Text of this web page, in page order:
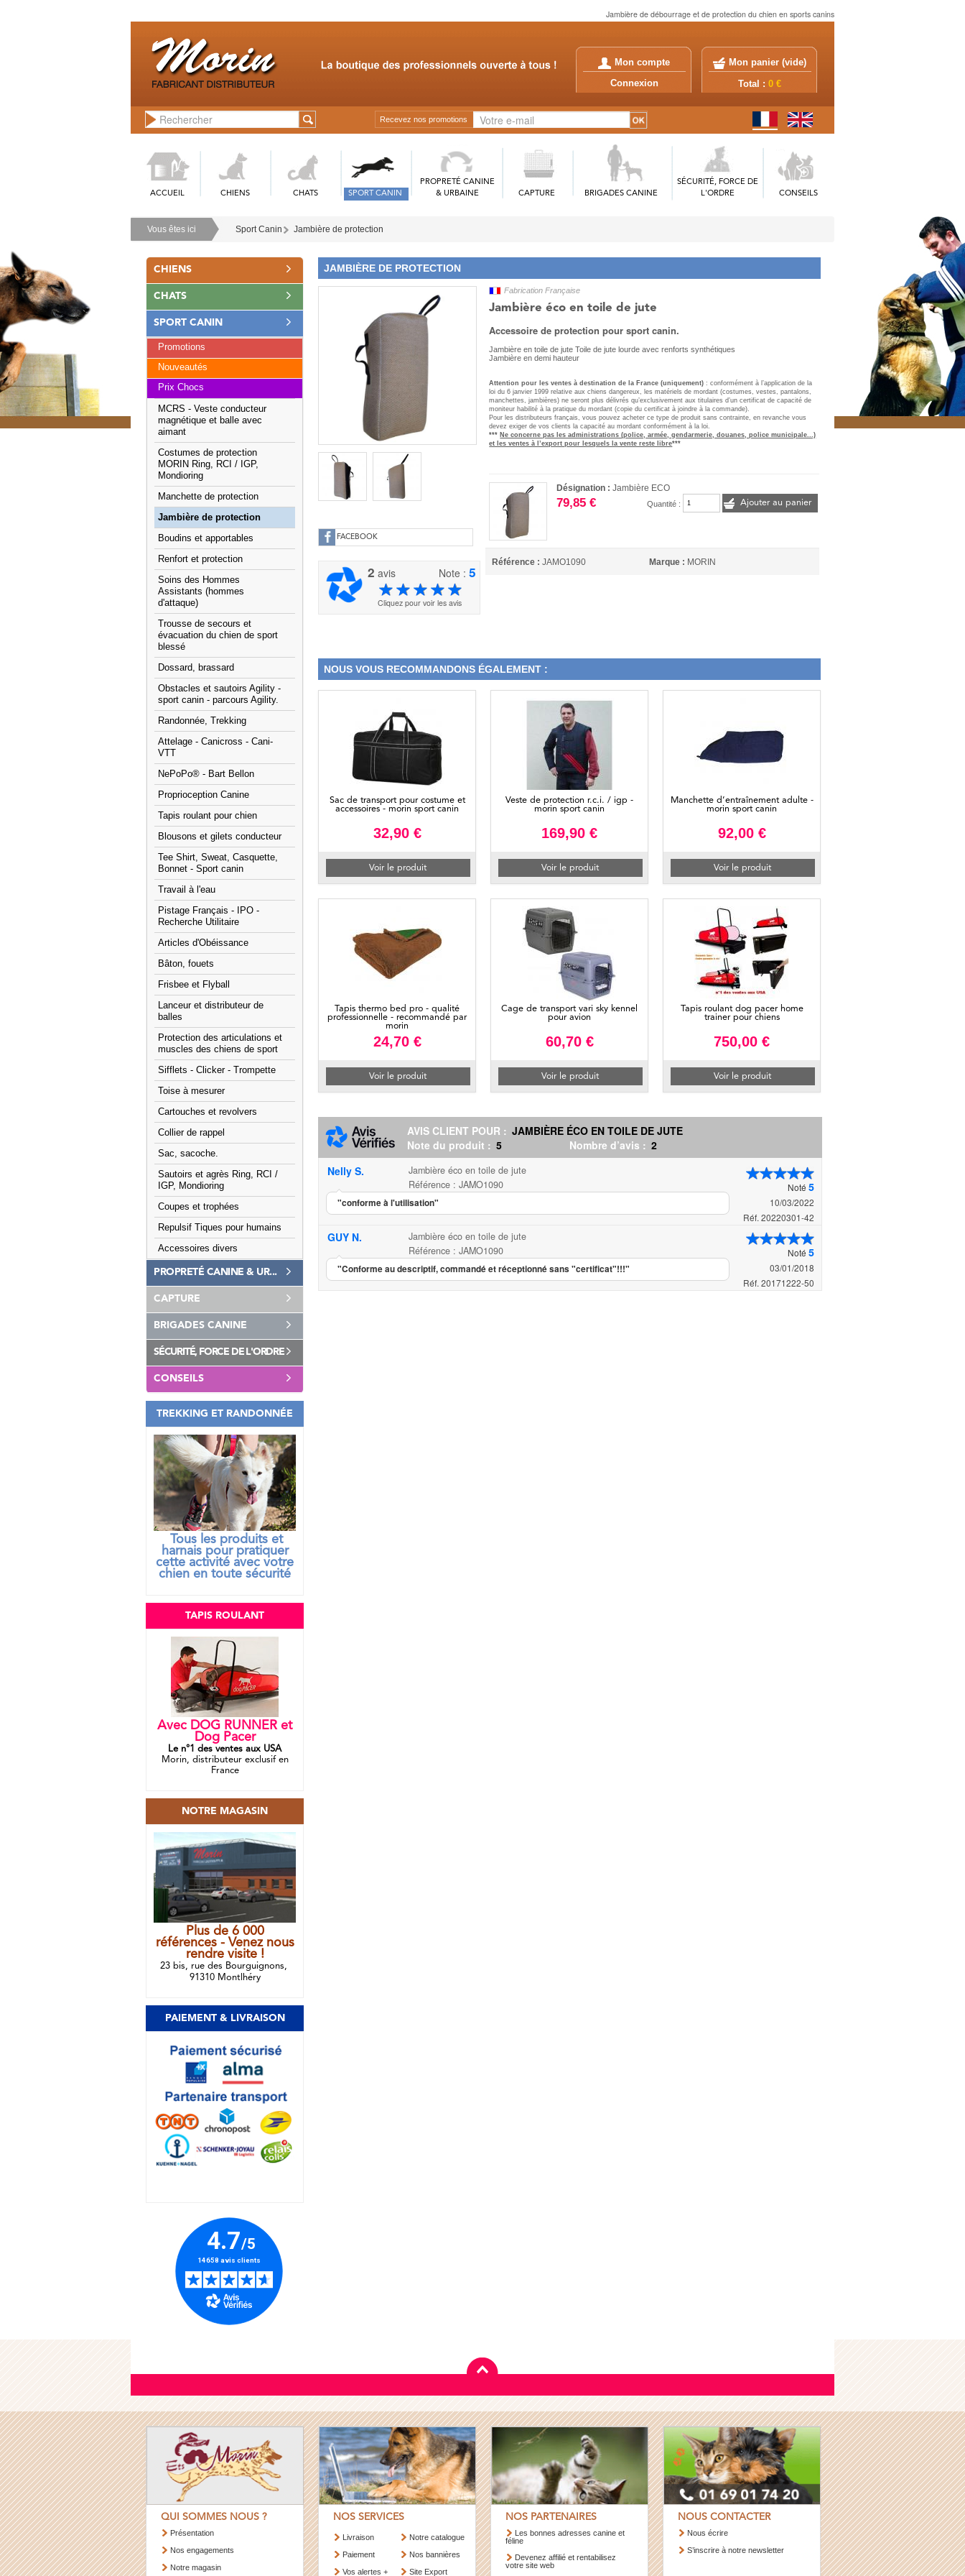
Jambière de débourrage et de protection du chien en sports canins
Mon compte
Connexion
Mon panier (vide)
Total : 0 €
Recevez nos promotions
ACCUEIL CHIENS CHATS SPORT CANIN
PROPRETÉ CANINE
& URBAINE
CAPTURE BRIGADES CANINE
SÉCURITÉ, FORCE DE
L'ORDRE
CONSEILS
Vous êtes ici Sport Canin Jambière de protection
CHIENS
CHATS
SPORT CANIN
Promotions
Nouveautés
Prix Chocs
MCRS - Veste conducteur
magnétique et balle avec
aimant
Costumes de protection
MORIN Ring, RCI / IGP,
Mondioring
Manchette de protection
Jambière de protection
Boudins et apportables
Renfort et protection
Soins des Hommes
Assistants (hommes
d'attaque)
Trousse de secours et
évacuation du chien de sport
blessé
Dossard, brassard
Obstacles et sautoirs Agility -
sport canin - parcours Agility.
Randonnée, Trekking
Attelage - Canicross - Cani-
VTT
NePoPo® - Bart Bellon
Proprioception Canine
Tapis roulant pour chien
Blousons et gilets conducteur
Tee Shirt, Sweat, Casquette,
Bonnet - Sport canin
Travail à l'eau
Pistage Français - IPO -
Recherche Utilitaire
Articles d'Obéissance
Bâton, fouets
Frisbee et Flyball
Lanceur et distributeur de
balles
Protection des articulations et
muscles des chiens de sport
Sifflets - Clicker - Trompette
Toise à mesurer
Cartouches et revolvers
Collier de rappel
Sac, sacoche.
Sautoirs et agrès Ring, RCI /
IGP, Mondioring
Coupes et trophées
Repulsif Tiques pour humains
Accessoires divers
PROPRETÉ CANINE & UR...
CAPTURE
BRIGADES CANINE
SÉCURITÉ, FORCE DE L'ORDRE
CONSEILS
TREKKING ET RANDONNÉE
Tous les produits et
harnais pour pratiquer
cette activité avec votre
chien en toute sécurité
TAPIS ROULANT
Avec DOG RUNNER et
Dog Pacer
Le n°1 des ventes aux USA
Morin, distributeur exclusif en
France
NOTRE MAGASIN
Plus de 6 000
références - Venez nous
rendre visite !
23 bis, rue des Bourguignons,
91310 Montlhéry
PAIEMENT & LIVRAISON
JAMBIÈRE DE PROTECTION
FACEBOOK
2 avis Note :5
Cliquez pour voir les avis
Fabrication Française
Jambière éco en toile de jute
Accessoire de protection pour sport canin.
Jambière en toile de jute Toile de jute lourde avec renforts synthétiques
Jambière en demi hauteur
Attention pour les ventes à destination de la France (uniquement) : conformément à l’application de la
loi du 6 janvier 1999 relative aux chiens dangereux, les matériels de mordant (costumes, vestes, pantalons,
manchettes, jambières) ne seront plus délivrés qu’exclusivement aux titulaires d’un certificat de capacité de
moniteur habilité à la pratique du mordant (copie du certificat à joindre à la commande).
Pour les distributeurs français, vous pouvez acheter ce type de produit sans contrainte, en revanche vous
devez exiger de vos clients la capacité au mordant conformément à la loi.
*** Ne concerne pas les administrations (police, armée, gendarmerie, douanes, police municipale...)
et les ventes à l’export pour lesquels la vente reste libre***
Désignation :Jambière ECO
79,85 € Quantité : Ajouter au panier
Référence : JAMO1090 Marque : MORIN
NOUS VOUS RECOMMANDONS ÉGALEMENT :
Sac de transport pour costume et
accessoires - morin sport canin
32,90 €
Voir le produit
Veste de protection r.c.i. / igp -
morin sport canin
169,90 €
Voir le produit
Manchette d’entraînement adulte -
morin sport canin
92,00 €
Voir le produit
Tapis thermo bed pro - qualité
professionnelle - recommandé par
morin
24,70 €
Voir le produit
Cage de transport vari sky kennel
pour avion
60,70 €
Voir le produit
Tapis roulant dog pacer home
trainer pour chiens
750,00 €
Voir le produit
AVIS CLIENT POUR : JAMBIÈRE ÉCO EN TOILE DE JUTE
Note du produit : 5 Nombre d’avis : 2
Noté 5
10/03/2022
Réf. 20220301-42
Nelly S.
Jambière éco en toile de jute
Référence : JAMO1090
"conforme à l'utilisation"
Noté 5
03/01/2018
Réf. 20171222-50
GUY N.
Jambière éco en toile de jute
Référence : JAMO1090
"Conforme au descriptif, commandé et réceptionné sans "certificat"!!!"
QUI SOMMES NOUS ?
Présentation
Nos engagements
Notre magasin
NOS SERVICES
Livraison
Paiement
Vos alertes +
Notre catalogue
Nos bannières
Site Export
NOS PARTENAIRES
Les bonnes adresses canine et
féline
Devenez affilié et rentabilisez
votre site web
NOUS CONTACTER
Nous écrire
S’inscrire à notre newsletter